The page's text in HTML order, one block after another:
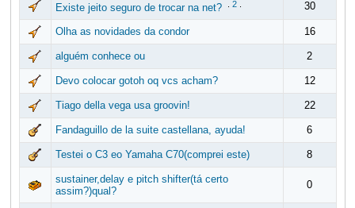
Existe jeito seguro de trocar na net? 2. 30
Olha as novidades da condor 16
alguém conhece ou 2
Devo colocar gotoh oq vcs acham? 12
Tiago della vega usa groovin! 22
Fandaguillo de la suite castellana, ayuda! 6
Testei o C3 eo Yamaha C70(comprei este) 8
sustainer,delay e pitch shifter(tá certo
assim?)qual?
0